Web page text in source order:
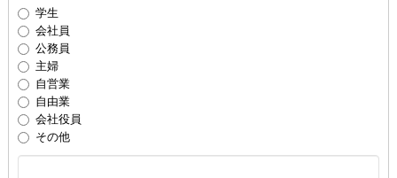
学生
会社員
公務員
主婦
自営業
自由業
会社役員
その他